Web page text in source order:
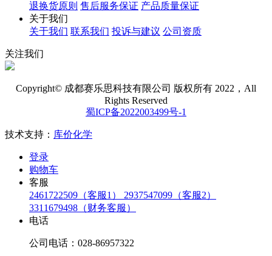
退换货原则 售后服务保证 产品质量保证
关于我们
关于我们 联系我们 投诉与建议 公司资质
关注我们
Copyright© 成都赛乐思科技有限公司 版权所有 2022，All
Rights Reserved
蜀ICP备2022003499号-1
技术支持： 库价化学
登录
购物车
客服
2461722509（客服1） 2937547099（客服2）
3311679498（财务客服）
电话
公司电话：028-86957322